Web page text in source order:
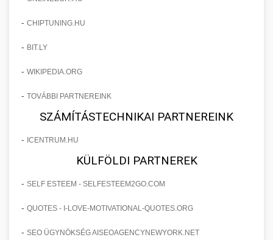
- CHIPTUNING.HU
- BIT.LY
- WIKIPEDIA.ORG
- TOVÁBBI PARTNEREINK
SZÁMÍTÁSTECHNIKAI PARTNEREINK
- ICENTRUM.HU
KÜLFÖLDI PARTNEREK
- SELF ESTEEM - SELFESTEEM2GO.COM
- QUOTES - I-LOVE-MOTIVATIONAL-QUOTES.ORG
- SEO ÜGYNÖKSÉG AISEOAGENCYNEWYORK.NET